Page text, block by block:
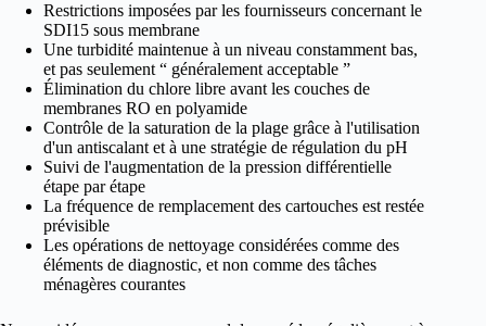
Restrictions imposées par les fournisseurs concernant le
SDI15 sous membrane
Une turbidité maintenue à un niveau constamment bas,
et pas seulement “ généralement acceptable ”
Élimination du chlore libre avant les couches de
membranes RO en polyamide
Contrôle de la saturation de la plage grâce à l'utilisation
d'un antiscalant et à une stratégie de régulation du pH
Suivi de l'augmentation de la pression différentielle
étape par étape
La fréquence de remplacement des cartouches est restée
prévisible
Les opérations de nettoyage considérées comme des
éléments de diagnostic, et non comme des tâches
ménagères courantes